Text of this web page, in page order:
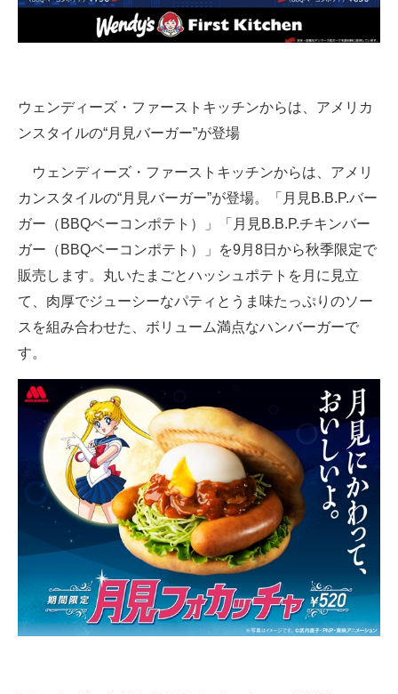
ウェンディーズ・ファーストキッチンからは、アメリカ
ンスタイルの“月見バーガー”が登場
ウェンディーズ・ファーストキッチンからは、アメリ
カンスタイルの“月見バーガー”が登場。「月見B.B.P.バー
ガー（BBQベーコンポテト）」「月見B.B.P.チキンバー
ガー（BBQベーコンポテト）」を9月8日から秋季限定で
販売します。丸いたまごとハッシュポテトを月に見立
て、肉厚でジューシーなパティとうま味たっぷりのソー
スを組み合わせた、ボリューム満点なハンバーガーで
す。